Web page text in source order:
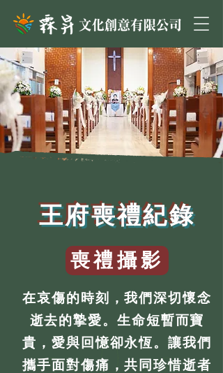
王府喪禮紀錄
喪禮攝影
在哀傷的時刻，我們深切懷念
逝去的摯愛。生命短暫而寶
貴，愛與回憶卻永恆。讓我們
攜手面對傷痛，共同珍惜逝者